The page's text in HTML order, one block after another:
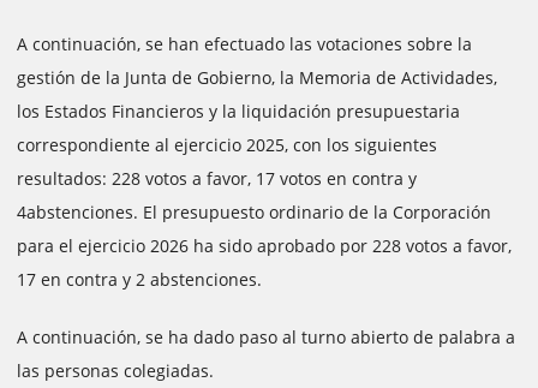
A continuación, se han efectuado las votaciones sobre la
gestión de la Junta de Gobierno, la Memoria de Actividades,
los Estados Financieros y la liquidación presupuestaria
correspondiente al ejercicio 2025, con los siguientes
resultados: 228 votos a favor, 17 votos en contra y
4abstenciones. El presupuesto ordinario de la Corporación
para el ejercicio 2026 ha sido aprobado por 228 votos a favor,
17 en contra y 2 abstenciones.
A continuación, se ha dado paso al turno abierto de palabra a
las personas colegiadas.